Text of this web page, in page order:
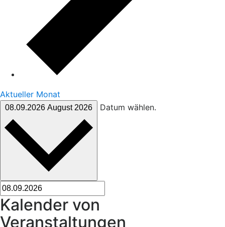
Aktueller Monat
08.09.2026 August 2026 Datum wählen.
Kalender von
Veranstaltungen